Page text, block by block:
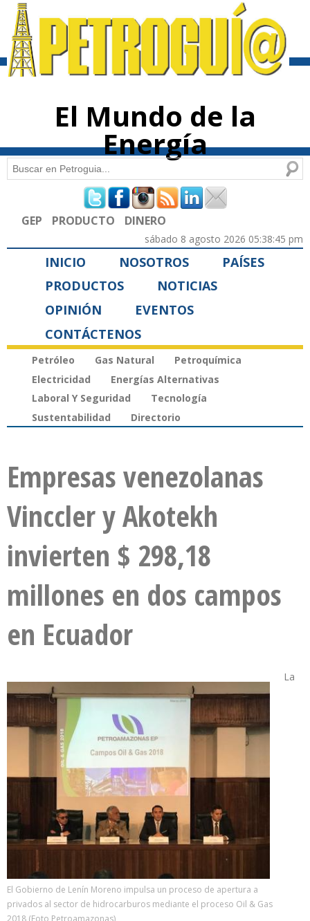
contenido
El Mundo de la
Energía
Formulario de búsqueda
Buscar
GEP PRODUCTO DINERO
sábado 8 agosto 2026 05:38:45 pm
INICIO NOSOTROS
PAÍSES
PRODUCTOS
NOTICIAS
OPINIÓN
EVENTOS
CONTÁCTENOS
Petróleo Gas Natural
Petroquímica
Electricidad
Energías Alternativas
Laboral Y Seguridad
Tecnología
Sustentabilidad
Directorio
Empresas venezolanas
Vinccler y Akotekh
invierten $ 298,18
millones en dos campos
en Ecuador
El Gobierno de Lenín Moreno impulsa un proceso de apertura a
privados al sector de hidrocarburos mediante el proceso Oil & Gas
La